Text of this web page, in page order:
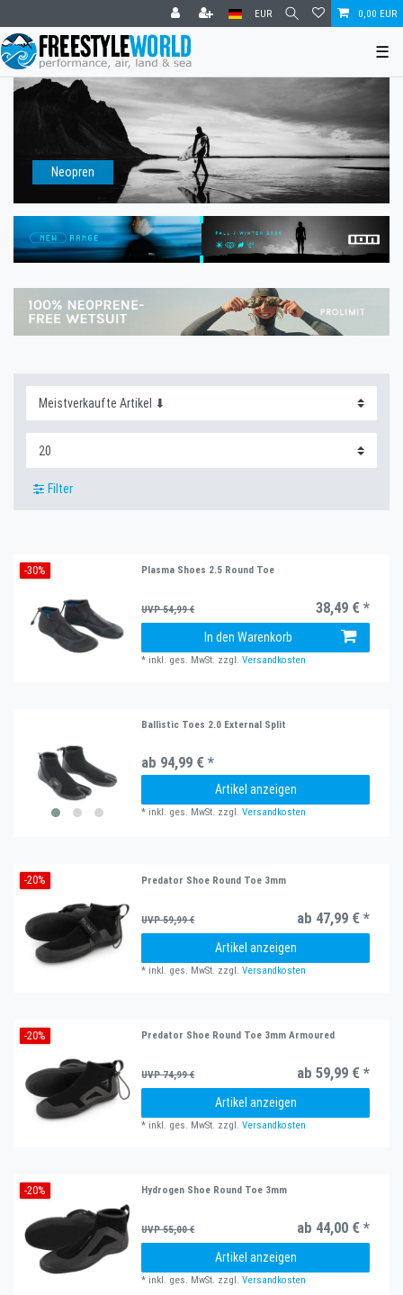
EUR 0,00 EUR
☰
Neopren
Filter
-30% Plasma Shoes 2.5 Round Toe
UVP 54,99 € 38,49 € *
In den Warenkorb
* inkl. ges. MwSt. zzgl.Versandkosten
Ballistic Toes 2.0 External Split
ab 94,99 € *
Artikel anzeigen
* inkl. ges. MwSt. zzgl.Versandkosten
-20% Predator Shoe Round Toe 3mm
UVP 59,99 € ab 47,99 € *
Artikel anzeigen
* inkl. ges. MwSt. zzgl.Versandkosten
-20% Predator Shoe Round Toe 3mm Armoured
UVP 74,99 € ab 59,99 € *
Artikel anzeigen
* inkl. ges. MwSt. zzgl.Versandkosten
-20% Hydrogen Shoe Round Toe 3mm
UVP 55,00 € ab 44,00 € *
Artikel anzeigen
* inkl. ges. MwSt. zzgl.Versandkosten